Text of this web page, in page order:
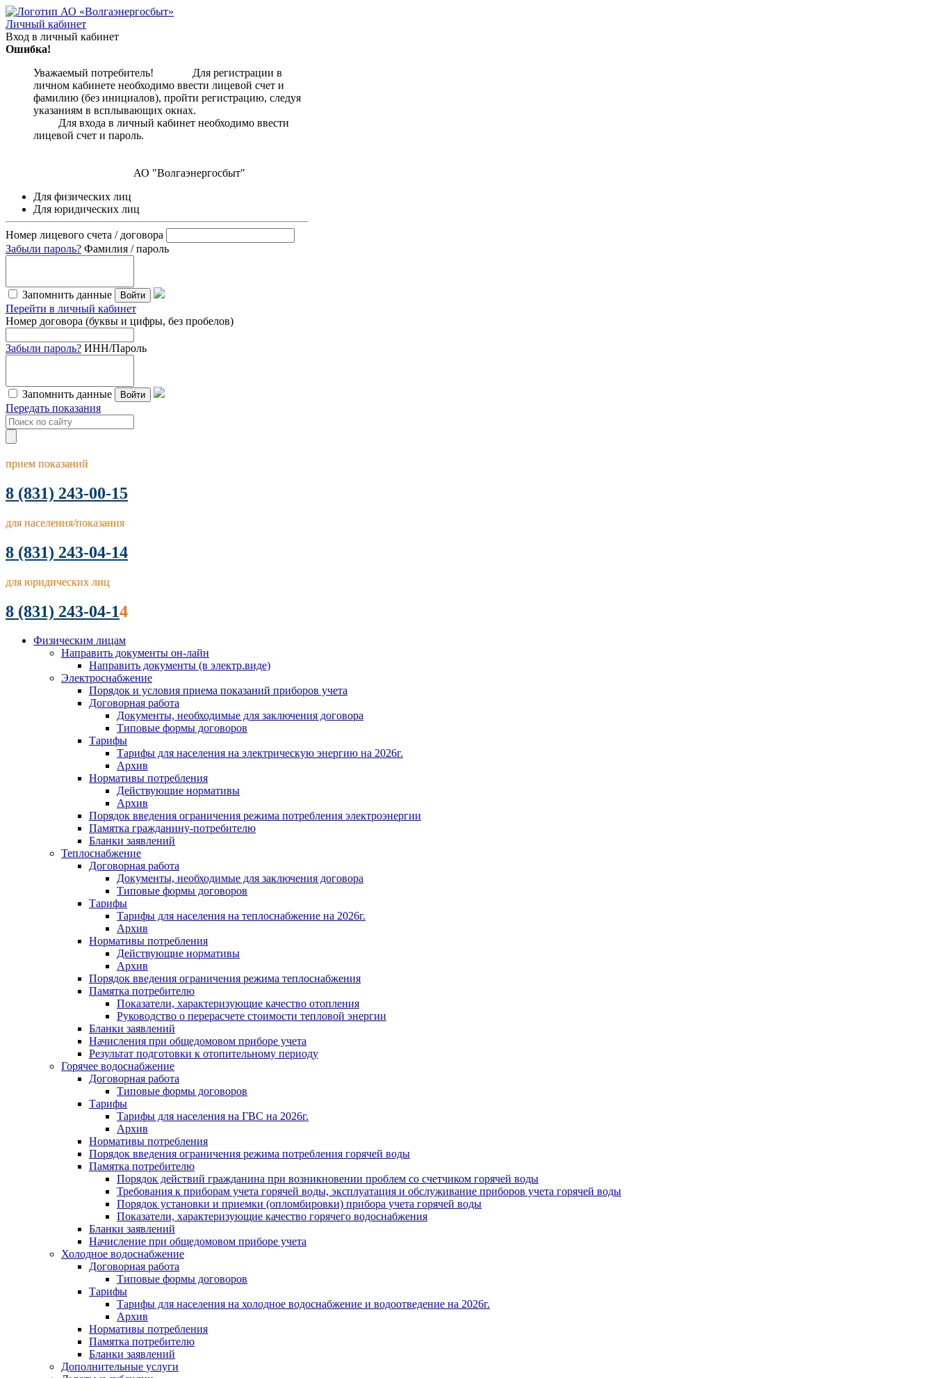
Личный кабинет
Вход в личный кабинет
Ошибка!
Уважаемый потребитель! Для регистрации в
личном кабинете необходимо ввести лицевой счет и
фамилию (без инициалов), пройти регистрацию, следуя
указаниям в всплывающих окнах.
Для входа в личный кабинет необходимо ввести
лицевой счет и пароль.
АО "Волгаэнергосбыт"
Для физических лиц
Для юридических лиц
Номер лицевого счета / договора
Забыли пароль? Фамилия / пароль
Запомнить данные Войти
Перейти в личный кабинет
Номер договора (буквы и цифры, без пробелов)
Забыли пароль? ИНН/Пароль
Запомнить данные Войти
Передать показания
прием показаний
8 (831) 243-00-15
для населения/показания
8 (831) 243-04-14
для юридических лиц
8 (831) 243-04-14
Физическим лицам
Направить документы он-лайн
Направить документы (в электр.виде)
Электроснабжение
Порядок и условия приема показаний приборов учета
Договорная работа
Документы, необходимые для заключения договора
Типовые формы договоров
Тарифы
Тарифы для населения на электрическую энергию на 2026г.
Архив
Нормативы потребления
Действующие нормативы
Архив
Порядок введения ограничения режима потребления электроэнергии
Памятка гражданину-потребителю
Бланки заявлений
Теплоснабжение
Договорная работа
Документы, необходимые для заключения договора
Типовые формы договоров
Тарифы
Тарифы для населения на теплоснабжение на 2026г.
Архив
Нормативы потребления
Действующие нормативы
Архив
Порядок введения ограничения режима теплоснабжения
Памятка потребителю
Показатели, характеризующие качество отопления
Руководство о перерасчете стоимости тепловой энергии
Бланки заявлений
Начисления при общедомовом приборе учета
Результат подготовки к отопительному периоду
Горячее водоснабжение
Договорная работа
Типовые формы договоров
Тарифы
Тарифы для населения на ГВС на 2026г.
Архив
Нормативы потребления
Порядок введения ограничения режима потребления горячей воды
Памятка потребителю
Порядок действий гражданина при возникновении проблем со счетчиком горячей воды
Требования к приборам учета горячей воды, эксплуатация и обслуживание приборов учета горячей воды
Порядок установки и приемки (опломбировки) прибора учета горячей воды
Показатели, характеризующие качество горячего водоснабжения
Бланки заявлений
Начисление при общедомовом приборе учета
Холодное водоснабжение
Договорная работа
Типовые формы договоров
Тарифы
Тарифы для населения на холодное водоснабжение и водоотведение на 2026г.
Архив
Нормативы потребления
Памятка потребителю
Бланки заявлений
Дополнительные услуги